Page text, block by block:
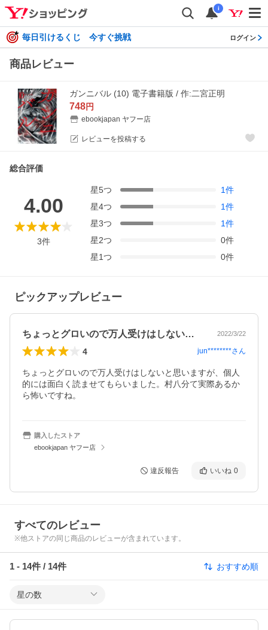
i
毎日引けるくじ 今すぐ挑戦 ログイン
商品レビュー
ガンニバル (10) 電子書籍版 / 作:二宮正明
748円
ebookjapan ヤフー店
レビューを投稿する
総合評価
4.00
3件
星5つ 1件
星4つ 1件
星3つ 1件
星2つ 0件
星1つ 0件
ピックアップレビュー
ちょっとグロいので万人受けはしないと思… 2022/3/22
4 jun********さん
ちょっとグロいので万人受けはしないと思いますが、個人
的には面白く読ませてもらいました。村八分て実際あるか
ら怖いですね。
購入したストア
ebookjapan ヤフー店
違反報告 いいね 0
すべてのレビュー
※他ストアの同じ商品のレビューが含まれています。
1 - 14件 / 14件 おすすめ順
星の数